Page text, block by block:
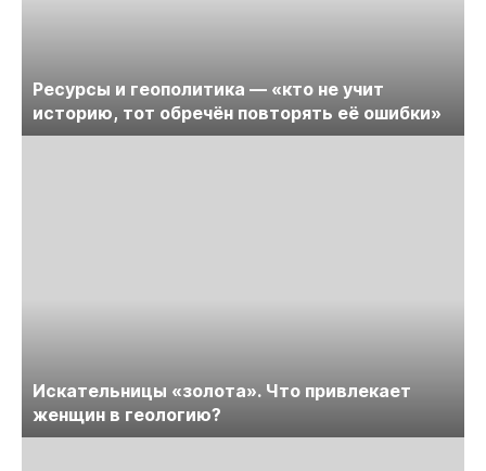
Ресурсы и геополитика — «кто не учит
историю, тот обречён повторять её ошибки»
Искательницы «золота». Что привлекает
женщин в геологию?